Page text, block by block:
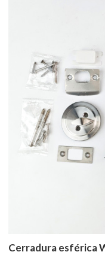
Cerradura esférica